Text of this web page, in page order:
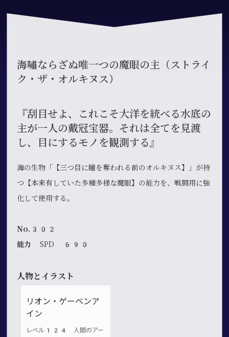
海嘯ならざぬ唯一つの魔眼の主（ストライ
ク・ザ・オルキヌス）
『刮目せよ、これこそ大洋を統べる水底の
主が一人の戴冠宝器。それは全てを見渡
し、目にするモノを観測する』
海の生物「【三つ目に瞳を奪われる前のオルキヌス】」が持
つ【本来有していた多種多様な魔眼】の能力を、戦闘用に強
化して使用する。
No.302
能力SPD 690
人物とイラスト
リオン・ゲーベンア
イン
レベル124 人間のアー